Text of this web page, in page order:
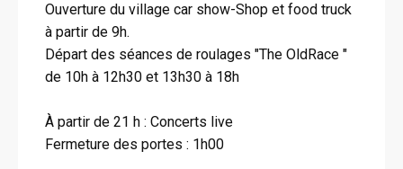
Ouverture du village car show-Shop et food truck
à partir de 9h.
Départ des séances de roulages "The OldRace "
de 10h à 12h30 et 13h30 à 18h
À partir de 21 h : Concerts live
Fermeture des portes : 1h00